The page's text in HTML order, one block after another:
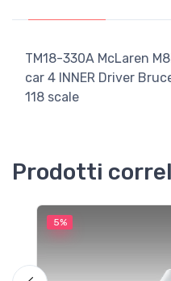
TM18-330A McLaren
car 4 INNER Driver
118 scale
Prodotti
5%